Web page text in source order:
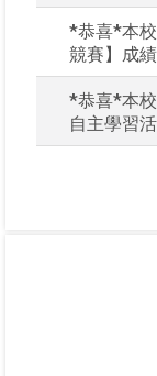
*恭喜*本
競賽】成
*恭喜*本
自主學習